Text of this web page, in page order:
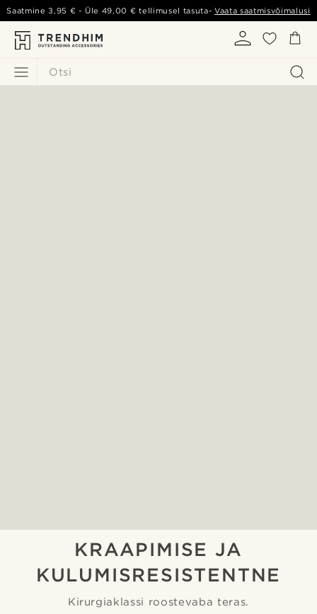
Otsi
Saatmine3,95 € - Üle 49,00 € tellimusel tasuta-Vaata saatmisvõimalusi
KRAAPIMISE JA
KULUMISRESISTENTNE
Kirurgiaklassi roostevaba teras.